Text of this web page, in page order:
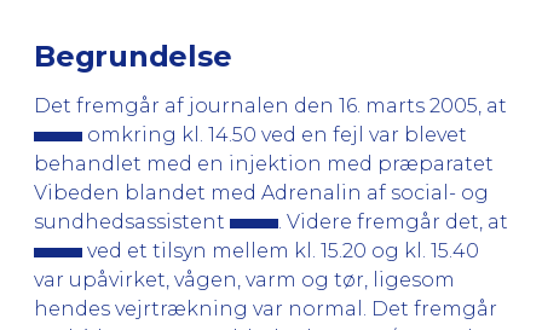
Begrundelse
Det fremgår af journalen den 16. marts 2005, at
omkring kl. 14.50 ved en fejl var blevet
behandlet med en injektion med præparatet
Vibeden blandet med Adrenalin af social- og
sundhedsassistent
. Videre fremgår det, at
ved et tilsyn mellem kl. 15.20 og kl. 15.40
var upåvirket, vågen, varm og tør, ligesom
hendes vejrtrækning var normal. Det fremgår